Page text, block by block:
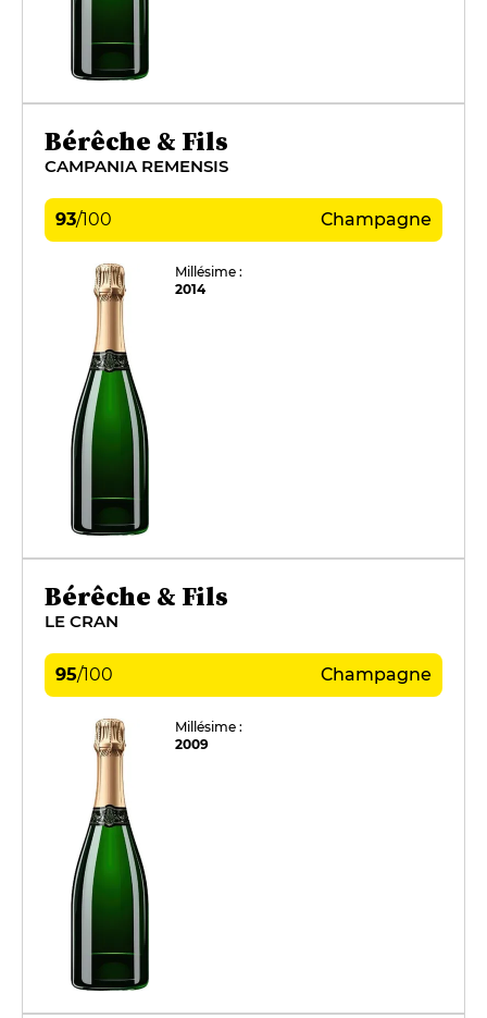
Bérêche & Fils
CAMPANIA REMENSIS
93/100 Champagne
Millésime :
2014
Bérêche & Fils
LE CRAN
95/100 Champagne
Millésime :
2009